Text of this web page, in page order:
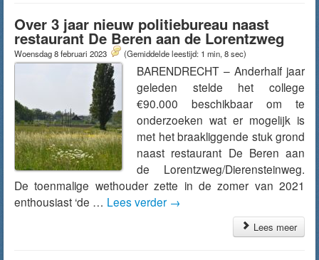
Over 3 jaar nieuw politiebureau naast
restaurant De Beren aan de Lorentzweg
Woensdag 8 februari 2023 (Gemiddelde leestijd: 1 min, 8 sec)
BARENDRECHT – Anderhalf jaar
geleden stelde het college
€90.000 beschikbaar om te
onderzoeken wat er mogelijk is
met het braakliggende stuk grond
naast restaurant De Beren aan
de Lorentzweg/Dierensteinweg.
De toenmalige wethouder zette in de zomer van 2021
enthousiast ‘de … Lees verder →
Lees meer